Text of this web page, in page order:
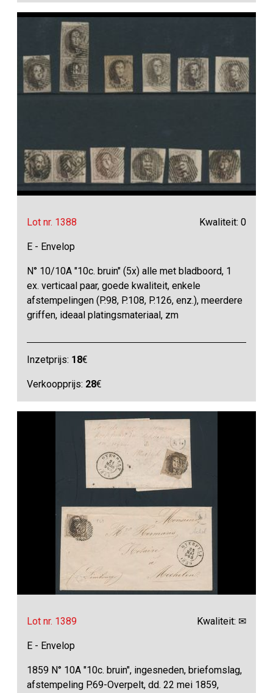
Lot nr. 1388 Kwaliteit: 0
E - Envelop
N° 10/10A "10c. bruin" (5x) alle met bladboord, 1
ex. verticaal paar, goede kwaliteit, enkele
afstempelingen (P.98, P.108, P.126, enz.), meerdere
griffen, ideaal platingsmateriaal, zm
Inzetprijs: 18€
Verkoopprijs: 28€
Lot nr. 1389 Kwaliteit: ✉
E - Envelop
1859 N° 10A "10c. bruin", ingesneden, briefomslag,
afstempeling P.69-Overpelt, dd. 22 mei 1859,